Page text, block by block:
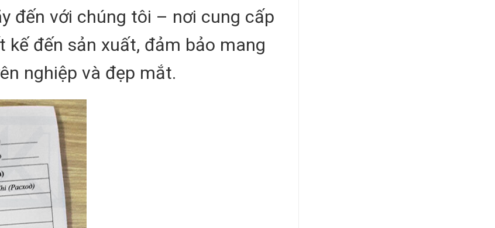
đến với chúng tôi – nơi cung cấp
đến sản xuất, đảm bảo mang
nghiệp và đẹp mắt.